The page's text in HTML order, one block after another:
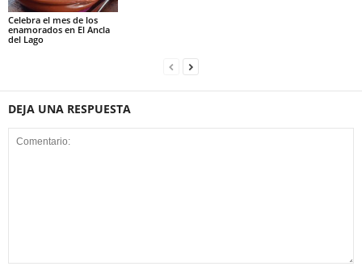
Celebra el mes de los
enamorados en El Ancla
del Lago
DEJA UNA RESPUESTA